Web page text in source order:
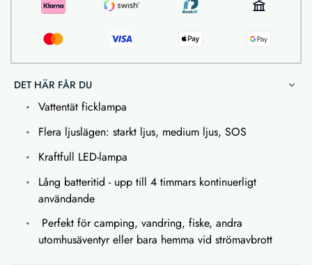
DET HÄR FÅR DU
Vattentät ficklampa
Flera ljuslägen: starkt ljus, medium ljus, SOS
Kraftfull LED-lampa
Lång batteritid - upp till 4 timmars kontinuerligt
användande
Perfekt för camping, vandring, fiske, andra
utomhusäventyr eller bara hemma vid strömavbrott